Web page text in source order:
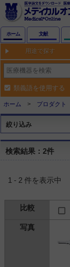
ホーム 文献
用途で探す
類義語を使用する
ホーム プロダクト
絞り込み
検索結果：2件
1 - 2 件を表示中